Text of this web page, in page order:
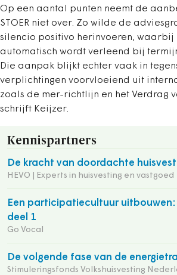
Op een aantal punten neemt de
STOER niet over. Zo wilde de
silencio positivo herinvoeren, waarbij
automatisch wordt verleend bij
Die aanpak blijkt echter vaak in
verplichtingen voorvloeiend uit
zoals de mer-richtlijn en het Verdrag
schrijft Keijzer.
Kennispartners
De kracht van doordachte
HEVO | Experts in huisvesting en vastgoed
Een participatiecultuur
deel 1
Go Vocal
De volgende fase van de
Stimuleringsfonds Volkshuisvesting